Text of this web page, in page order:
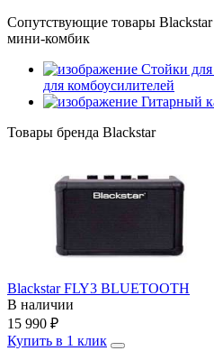
Сопутствующие товары
мини-комбик
для комбоусилителей
Товары бренда Blackstar
Blackstar FLY3 BLUETOOTH
В наличии
15 990 ₽
Купить в 1 клик